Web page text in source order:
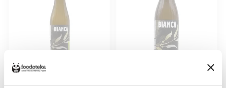
BIANCA DI BRÙTON 0,33LT